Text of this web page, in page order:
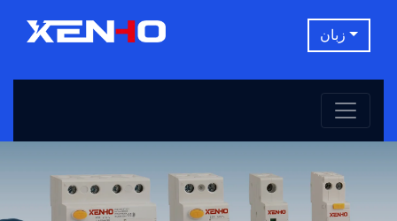
زبان